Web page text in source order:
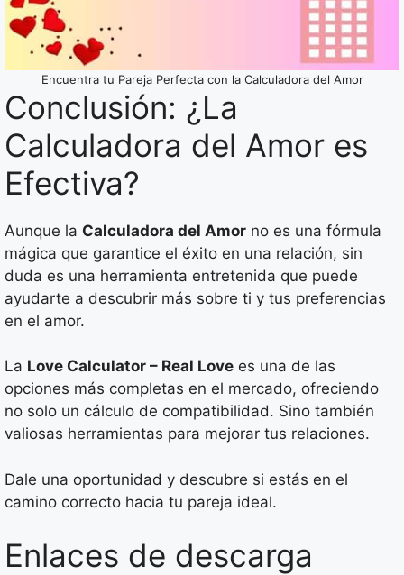
Encuentra tu Pareja Perfecta con la Calculadora del Amor
Conclusión: ¿La
Calculadora del Amor es
Efectiva?
Aunque la Calculadora del Amor no es una fórmula
mágica que garantice el éxito en una relación, sin
duda es una herramienta entretenida que puede
ayudarte a descubrir más sobre ti y tus preferencias
en el amor.
La Love Calculator – Real Love es una de las
opciones más completas en el mercado, ofreciendo
no solo un cálculo de compatibilidad. Sino también
valiosas herramientas para mejorar tus relaciones.
Dale una oportunidad y descubre si estás en el
camino correcto hacia tu pareja ideal.
Enlaces de descarga